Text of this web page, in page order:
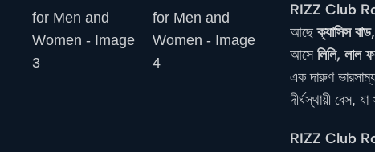
RIZZ Club
আছেক্যাসিস
আসে লিলি, লাল
এক দারুণ
দীর্ঘস্থায়ী বেস,
RIZZ Club